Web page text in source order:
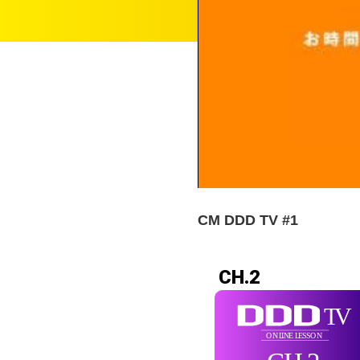
CM DDD TV #1
CH.2